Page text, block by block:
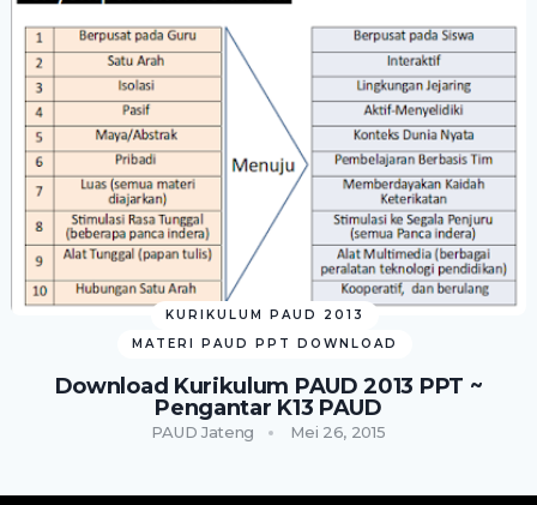
KURIKULUM PAUD 2013
MATERI PAUD PPT DOWNLOAD
Download Kurikulum PAUD 2013 PPT ~
Pengantar K13 PAUD
PAUD Jateng Mei 26, 2015